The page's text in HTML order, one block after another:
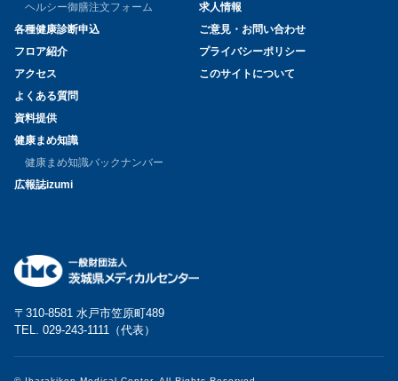
ヘルシー御膳注文フォーム
各種健康診断申込
フロア紹介
アクセス
よくある質問
資料提供
健康まめ知識
健康まめ知識バックナンバー
広報誌izumi
求人情報
ご意見・お問い合わせ
プライバシーポリシー
このサイトについて
〒310-8581 水戸市笠原町489
TEL. 029-243-1111（代表）